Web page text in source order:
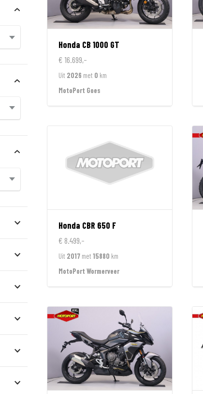
Honda CB 1000 GT
€ 16.699,-
Uit 2026 met 0 km
MotoPort Goes
Honda CBR 650 F
€ 8.499,-
Uit 2017met 15880 km
MotoPort Wormerveer